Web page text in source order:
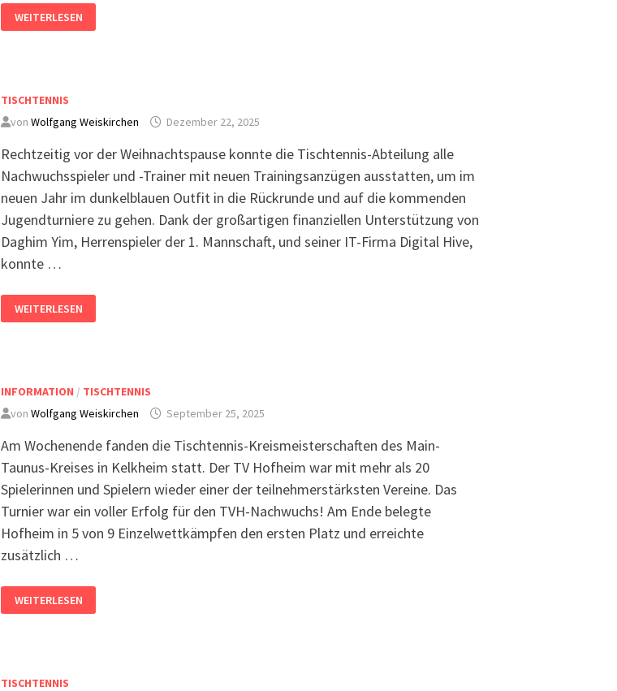
WEITERLESEN
TISCHTENNIS
von Wolfgang Weiskirchen Dezember 22, 2025
Rechtzeitig vor der Weihnachtspause konnte die Tischtennis-Abteilung alle
Nachwuchs­spieler und -Trainer mit neuen Trainingsanzügen ausstatten, um im
neuen Jahr im dunkelblauen Outfit in die Rückrunde und auf die kommenden
Jugendturniere zu gehen. Dank der großartigen finanziellen Unterstützung von
Daghim Yim, Herrenspieler der 1. Mannschaft, und seiner IT-Firma Digital Hive,
konnte …
WEITERLESEN
INFORMATION / TISCHTENNIS
von Wolfgang Weiskirchen September 25, 2025
Am Wochenende fanden die Tischtennis-Kreismeisterschaften des Main-
Taunus-Kreises in Kelkheim statt. Der TV Hofheim war mit mehr als 20
Spielerinnen und Spielern wieder einer der teilnehmerstärksten Vereine. Das
Turnier war ein voller Erfolg für den TVH-Nachwuchs! Am Ende belegte
Hofheim in 5 von 9 Einzelwett­kämpfen den ersten Platz und erreichte
zusätzlich …
WEITERLESEN
TISCHTENNIS